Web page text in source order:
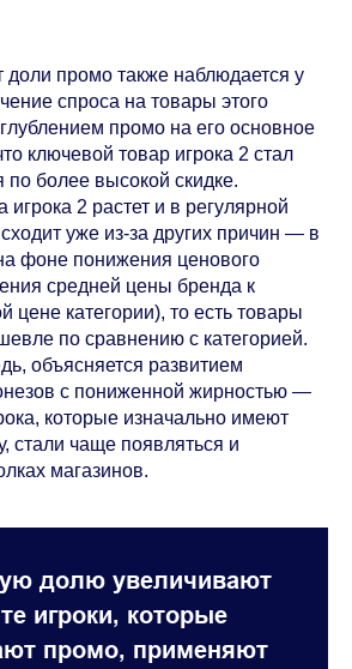
доли промо также наблюдается у
спроса на товары этого
промо на его основное
ключевой товар игрока 2 стал
по более высокой скидке.
игрока 2 растет и в регулярной
уже из-за других причин — в
фоне понижения ценового
средней цены бренда к
цене категории), то есть товары
по сравнению с категорией.
объясняется развитием
с пониженной жирностью —
которые изначально имеют
стали чаще появляться и
магазинов.
долю увеличивают
игроки, которые
промо, применяют